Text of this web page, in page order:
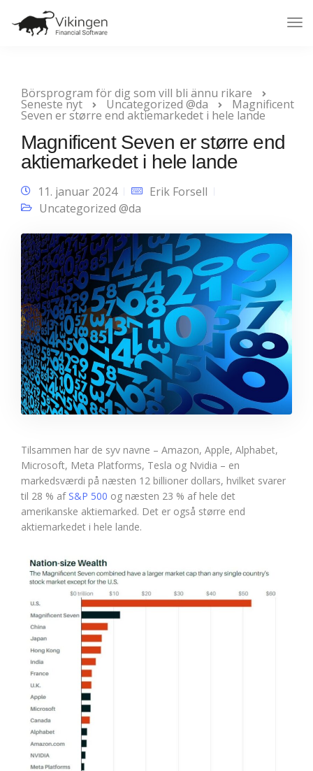
Börsprogram för dig som vill bli ännu rikare
Seneste nyt Uncategorized @da Magnificent
Seven er større end aktiemarkedet i hele lande
Magnificent Seven er større end
aktiemarkedet i hele lande
11. januar 2024
Erik Forsell
Uncategorized @da
Tilsammen har de syv navne – Amazon, Apple, Alphabet,
Microsoft, Meta Platforms, Tesla og Nvidia – en
markedsværdi på næsten 12 billioner dollars, hvilket svarer
til 28 % af S&P 500 og næsten 23 % af hele det
amerikanske aktiemarked. Det er også større end
aktiemarkedet i hele lande.